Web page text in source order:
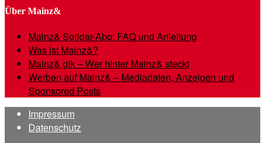
Über Mainz&
Mainz& Solidar-Abo: FAQ und Anleitung
Was ist Mainz&?
Mainz& gik – Wer hinter Mainz& steckt
Werben auf Mainz& – Mediadaten, Anzeigen und
Sponsored Posts
Impressum
Datenschutz